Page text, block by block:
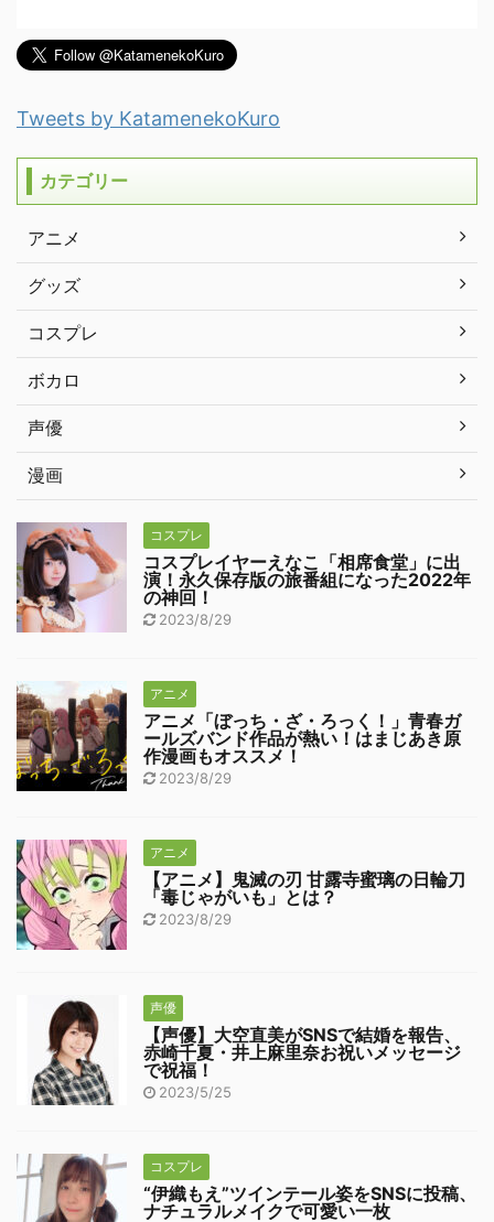
Tweets by KatamenekoKuro
カテゴリー
アニメ
グッズ
コスプレ
ボカロ
声優
漫画
コスプレ
コスプレイヤーえなこ「相席食堂」に出
演！永久保存版の旅番組になった2022年
の神回！
2023/8/29
アニメ
アニメ「ぼっち・ざ・ろっく！」青春ガ
ールズバンド作品が熱い！はまじあき原
作漫画もオススメ！
2023/8/29
アニメ
【アニメ】鬼滅の刃 甘露寺蜜璃の日輪刀
「毒じゃがいも」とは？
2023/8/29
声優
【声優】大空直美がSNSで結婚を報告、
赤崎千夏・井上麻里奈お祝いメッセージ
で祝福！
2023/5/25
コスプレ
“伊織もえ”ツインテール姿をSNSに投稿、
ナチュラルメイクで可愛い一枚